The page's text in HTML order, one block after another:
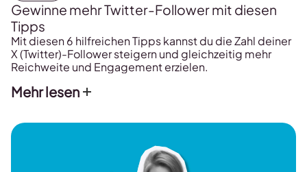
Gewinne mehr Twitter-Follower mit diesen
Tipps
Mit diesen 6 hilfreichen Tipps kannst du die Zahl deiner
X (Twitter)-Follower steigern und gleichzeitig mehr
Reichweite und Engagement erzielen.
Mehr lesen